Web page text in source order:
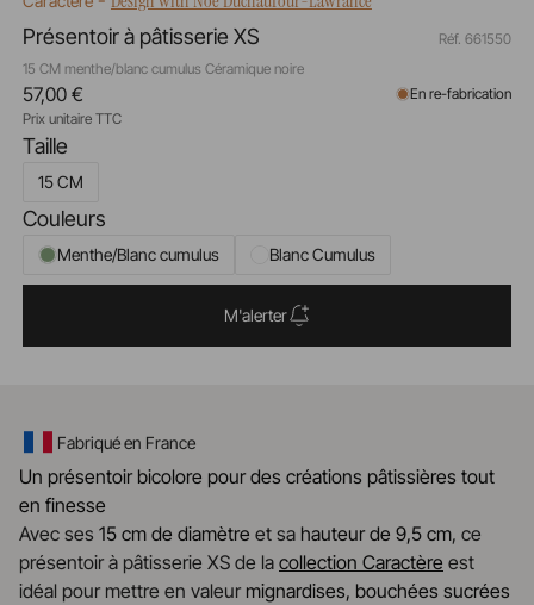
Présentoir à pâtisserie XS
15 CM menthe/blanc cumulus Céramique noire
Réf. 661550
Taille
15 CM
Couleurs
Menthe/Blanc cumulus Blanc Cumulus
57,00 €
Prix unitaire TTC
En re-fabrication
M'alerter
Fabriqué en France
Un présentoir bicolore pour des créations pâtissières tout
en finesse
Avec ses 15 cm de diamètre et sa hauteur de 9,5 cm, ce
présentoir à pâtisserie XS de la collection Caractère est
idéal pour mettre en valeur mignardises, bouchées sucrées